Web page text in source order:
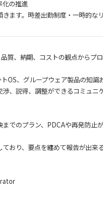
化の推進
ます。時差出勤制度・一時的な
質、納期、コストの観点からプ
OS、グループウェア製品の知
渉、説得、調整ができるコミュニ
までのプラン、PDCAや再発防止
ており、要点を纏めて報告が出来